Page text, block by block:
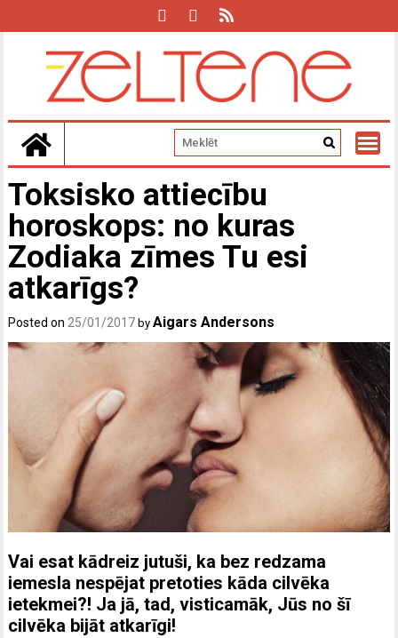
Toksisko attiecību
horoskops: no kuras
Zodiaka zīmes Tu esi
atkarīgs?
Posted on 25/01/2017 byAigars Andersons
Vai esat kādreiz jutuši, ka bez redzama
iemesla nespējat pretoties kāda cilvēka
ietekmei?! Ja jā, tad, visticamāk, Jūs no šī
cilvēka bijāt atkarīgi!